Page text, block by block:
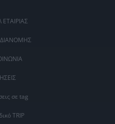
σε tag
TRIP